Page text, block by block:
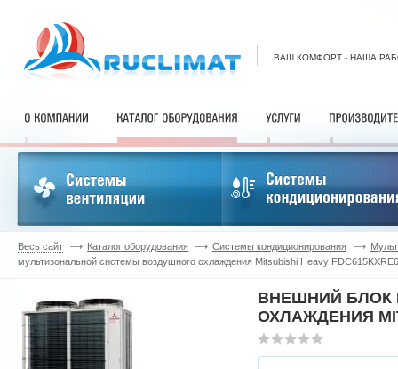
ВАШ КОМФОРТ - НАША
Весь сайт Каталог оборудования Системы кондиционирования
мультизональной системы воздушного охлаждения Mitsubishi Heavy FDC615KXRE6
ВНЕШНИЙ БЛОК
ОХЛАЖДЕНИЯ